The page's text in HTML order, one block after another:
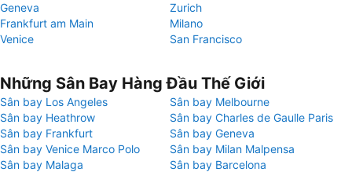
Geneva
Zurich
Frankfurt am Main
Milano
Venice
San Francisco
Những Sân Bay Hàng Đầu Thế Giới
Sân bay Los Angeles
Sân bay Melbourne
Sân bay Heathrow
Sân bay Charles de Gaulle Paris
Sân bay Frankfurt
Sân bay Geneva
Sân bay Venice Marco Polo
Sân bay Milan Malpensa
Sân bay Malaga
Sân bay Barcelona